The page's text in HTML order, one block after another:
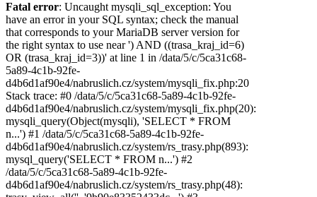
Fatal error: Uncaught mysqli_sql_exception: You
have an error in your SQL syntax; check the manual
that corresponds to your MariaDB server version for
the right syntax to use near ') AND ((trasa_kraj_id=6)
OR (trasa_kraj_id=3))' at line 1 in /data/5/c/5ca31c68-
5a89-4c1b-92fe-
d4b6d1af90e4/nabruslich.cz/system/mysqli_fix.php:20
Stack trace: #0 /data/5/c/5ca31c68-5a89-4c1b-92fe-
d4b6d1af90e4/nabruslich.cz/system/mysqli_fix.php(20):
mysqli_query(Object(mysqli), 'SELECT * FROM
n...') #1 /data/5/c/5ca31c68-5a89-4c1b-92fe-
d4b6d1af90e4/nabruslich.cz/system/rs_trasy.php(893):
mysql_query('SELECT * FROM n...') #2
/data/5/c/5ca31c68-5a89-4c1b-92fe-
d4b6d1af90e4/nabruslich.cz/system/rs_trasy.php(48):